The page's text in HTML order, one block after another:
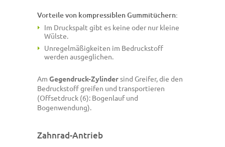
Vorteile von kompressiblen Gummitüchern:
Im Druckspalt gibt es keine oder nur kleine
Wülste.
Unregelmäßigkeiten im Bedruckstoff
werden ausgeglichen.
Am Gegendruck-Zylindersind Greifer, die den
Bedruckstoff greifen und transportieren
(Offsetdruck (6): Bogenlauf und
Bogenwendung).
Zahnrad-Antrieb